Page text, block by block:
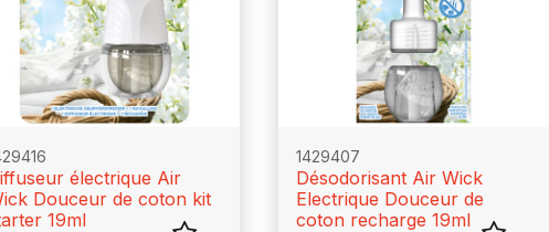
électrique Air
Douceur de coton kit
19ml
1429407
Désodorisant Air Wick
Electrique Douceur de
coton recharge 19ml